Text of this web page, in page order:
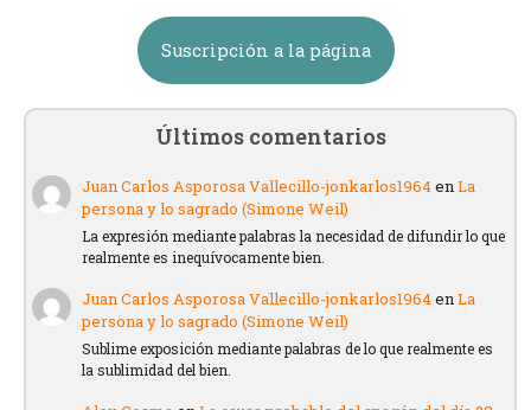
Suscripción a la página
Últimos comentarios
Juan Carlos Asporosa Vallecillo-jonkarlos1964enLa
persona y lo sagrado (Simone Weil)
La expresión mediante palabras la necesidad de difundir lo que
realmente es inequívocamente bien.
Juan Carlos Asporosa Vallecillo-jonkarlos1964enLa
persona y lo sagrado (Simone Weil)
Sublime exposición mediante palabras de lo que realmente es
la sublimidad del bien.